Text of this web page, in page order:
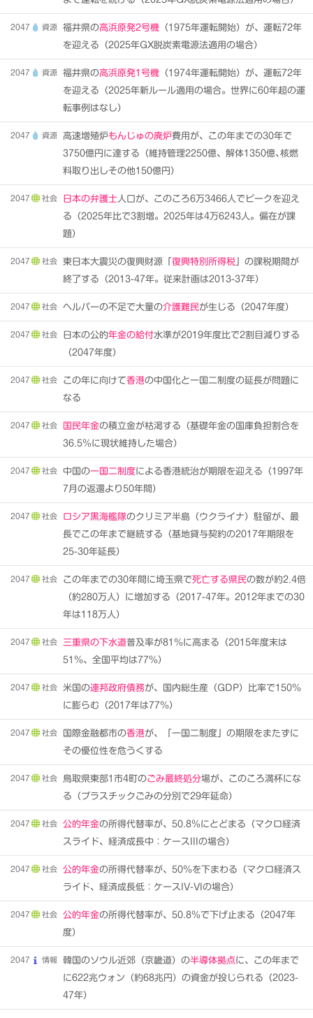
2047 資源 福井県の高浜原発2号機 （1975年運転開始）が、運転72年
を迎える（2025年GX脱炭素電源法適用の場合）
2047 資源 福井県の高浜原発1号機 （1974年運転開始）が、運転72年
を迎える（2025年新ルール適用の場合。世界に60年超の運
転事例はなし）
2047 資源 高速増殖炉もんじゅの廃炉費用が、この年までの30年で
3750億円に達する（維持管理2250億、解体1350億､核燃
料取り出しその他150億円）
2047 社会 日本の弁護士人口が、このころ6万3466人でピークを迎え
る（2025年比で3割増。2025年は4万6243人。偏在が課
題）
2047 社会 東日本大震災の復興財源「 復興特別所得税 」の課税期間が
終了する（2013-47年。従来計画は2013-37年）
2047 社会 ヘルパーの不足で大量の介護難民が生じる（2047年度）
2047 社会 日本の公的年金の給付水準が2019年度比で2割目減りする
（2047年度）
2047 社会 この年に向けて香港の中国化と一国二制度の延長が問題に
なる
2047 社会 国民年金の積立金が枯渇する（基礎年金の国庫負担割合を
36.5％に現状維持した場合）
2047 社会 中国の一国二制度による香港統治が期限を迎える（1997年
7月の返還より50年間）
2047 社会 ロシア黒海艦隊のクリミア半島（ウクライナ）駐留が、最
長でこの年まで継続する（基地貸与契約の2017年期限を
25-30年延長）
2047 社会 この年までの30年間に埼玉県で死亡する県民の数が約2.4倍
（約280万人）に増加する（2017-47年。2012年までの30
年は118万人）
2047 社会 三重県の下水道普及率が81％に高まる（2015年度末は
51％、全国平均は77％）
2047 社会 米国の連邦政府債務が、国内総生産（GDP）比率で150％
に膨らむ（2017年は77％）
2047 社会 国際金融都市の香港が、「一国二制度」の期限をまたずに
その優位性を危うくする
2047 社会 鳥取県東部1市4町のごみ最終処分場が、このころ満杯にな
る（プラスチックごみの分別で29年延命）
2047 社会 公的年金の所得代替率が、50.8％にとどまる（マクロ経済
スライド、経済成長中：ケースIIIの場合）
2047 社会 公的年金の所得代替率が、50％を下まわる（マクロ経済ス
ライド、経済成長低：ケースIV-VIの場合）
2047 社会 公的年金の所得代替率が、50.8％で下げ止まる（2047年
度）
2047 情報 韓国のソウル近郊（京畿道）の半導体拠点に、この年まで
に622兆ウォン（約68兆円）の資金が投じられる（2023-
47年）